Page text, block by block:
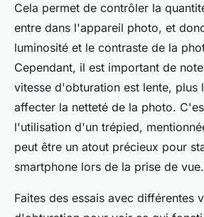
Cela permet de contrôler la
entre dans l'appareil photo, et
luminosité et le contraste de la
Cependant, il est important de
vitesse d'obturation est lente, plus
affecter la netteté de la photo.
l'utilisation d'un trépied,
peut être un atout précieux pour
smartphone lors de la prise de vue.
Faites des essais avec différentes